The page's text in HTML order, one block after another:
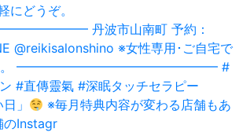
」‪
‬ ※毎月特典内容が変わる店舗もあ
のInstagr